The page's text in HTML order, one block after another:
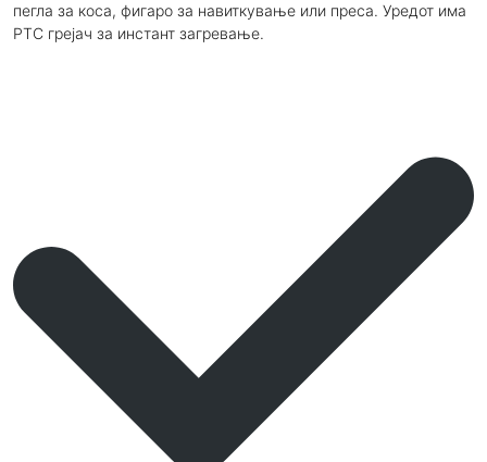
пегла за коса, фигаро за навиткување или преса. Уредот има
РТС грејач за инстант загревање.